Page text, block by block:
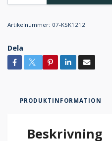
Artikelnummer: 07-KSK1212
Dela
PRODUKTINFORMATION
Beskrivning